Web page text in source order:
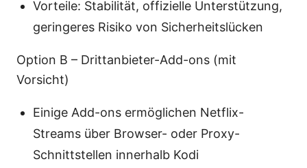
Vorteile: Stabilität, offizielle Unterstützung,
geringeres Risiko von Sicherheitslücken
Option B – Drittanbieter-Add-ons (mit
Vorsicht)
Einige Add-ons ermöglichen Netflix-
Streams über Browser- oder Proxy-
Schnittstellen innerhalb Kodi